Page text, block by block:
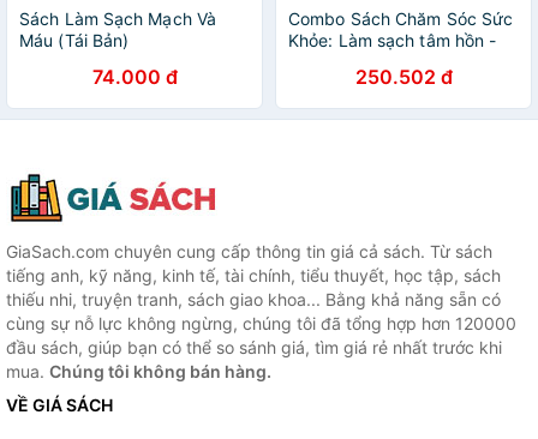
Sách Làm Sạch Mạch Và
Máu (Tái Bản)
74.000 đ
Combo Sách Chăm Sóc Sức
Khỏe: Làm sạch tâm hồn -
Sạch Mạch Máu + Những
Phương Thức Phục Hồi Sức
Khỏe Theo Tự Nhiên
250.502 đ
GiaSach.com chuyên cung cấp thông tin giá cả sách. Từ sách
tiếng anh, kỹ năng, kinh tế, tài chính, tiểu thuyết, học tập, sách
thiếu nhi, truyện tranh, sách giao khoa... Bằng khả năng sẵn có
cùng sự nỗ lực không ngừng, chúng tôi đã tổng hợp hơn 120000
đầu sách, giúp bạn có thể so sánh giá, tìm giá rẻ nhất trước khi
mua. Chúng tôi không bán hàng.
VỀ GIÁ SÁCH